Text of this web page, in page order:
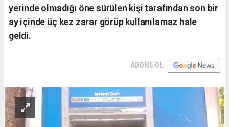
yerinde olmadığı öne sürülen kişi tarafından son bir
ay içinde üç kez zarar görüp kullanılamaz hale
geldi.
ABONE OL